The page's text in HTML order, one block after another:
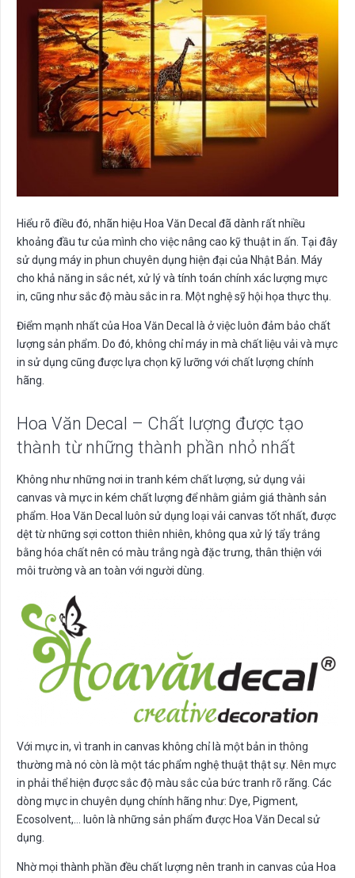
Hiểu rõ điều đó, nhãn hiệu Hoa Văn Decal đã dành rất nhiều
khoảng đầu tư của mình cho việc nâng cao kỹ thuật in ấn. Tại đây
sử dụng máy in phun chuyên dụng hiện đại của Nhật Bản. Máy
cho khả năng in sắc nét, xử lý và tính toán chính xác lượng mực
in, cũng như sắc độ màu sắc in ra. Một nghệ sỹ hội họa thực thụ.
Điểm mạnh nhất của Hoa Văn Decal là ở việc luôn đảm bảo chất
lượng sản phẩm. Do đó, không chỉ máy in mà chất liệu vải và mực
in sử dụng cũng được lựa chọn kỹ lưỡng với chất lượng chính
hãng.
Hoa Văn Decal – Chất lượng được tạo
thành từ những thành phần nhỏ nhất
Không như những nơi in tranh kém chất lượng, sử dụng vải
canvas và mực in kém chất lượng để nhằm giảm giá thành sản
phẩm. Hoa Văn Decal luôn sử dụng loại vải canvas tốt nhất, được
dệt từ những sợi cotton thiên nhiên, không qua xử lý tẩy trắng
bằng hóa chất nên có màu trắng ngà đặc trưng, thân thiện với
môi trường và an toàn với người dùng.
Với mực in, vì tranh in canvas không chỉ là một bản in thông
thường mà nó còn là một tác phẩm nghệ thuật thật sự. Nên mực
in phải thể hiện được sắc độ màu sắc của bức tranh rõ rãng. Các
dòng mực in chuyên dụng chính hãng như: Dye, Pigment,
Ecosolvent,… luôn là những sản phẩm được Hoa Văn Decal sử
dụng.
Nhờ mọi thành phần đều chất lượng nên tranh in canvas của Hoa